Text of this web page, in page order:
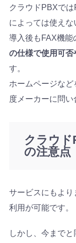
クラウドPBXで
によっては使えな
導入後もFAX機能
の仕様で使用可
す。
ホームページな
度メーカーに問い
クラウド
の注意点
サービスにもよ
利用が可能です。
しかし、今まで